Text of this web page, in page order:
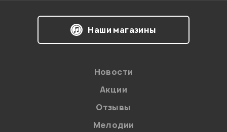
Наши магазины
Новости
Акции
Отзывы
Мелодии